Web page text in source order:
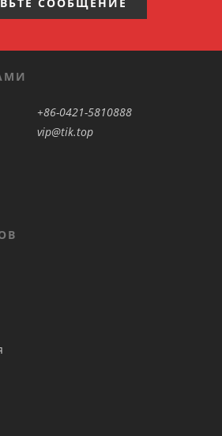
+86-0421-5810888
vip@tik.top